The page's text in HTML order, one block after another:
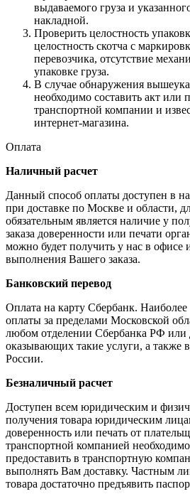
выдаваемого груза и
накладной.
Проверить целостность
целостность скотча с
перевозчика, отсутствие
упаковке груза.
В случае обнаружения
необходимо составить акт или
транспортной компании и
интернет-магазина.
Оплата
Наличный расчет
Данный способ оплаты доступен в
при доставке по Москве и области,
обязательным является наличие у
заказа доверенности или печати
можно будет получить у нас в офисе
выполнения Вашего заказа.
Банковский перевод
Оплата на карту Сбербанк.
оплаты за пределами Московской
любом отделении Сбербанка РФ или
оказывающих такие услуги, а также
России.
Безналичный расчет
Доступен всем юридическим и
получения товара юридическим
доверенность или печать от
транспортной компанией
предоставить в транспортную
выполнять Вам доставку. Частным
товара достаточно предъявить